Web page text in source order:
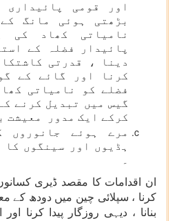
اور قومی
بڑھتی ہوئی مانگ
نامیاتی کھاد کی
پائیدار فضلہ کے
دینا ، قدرتی
کرنا اور گائے کے
فضلے کو نامیاتی
گیس میں تبدیل کرنے
کرکے ایک مدور معیشت
مرے ہوئے جانوروں
ہڈیوں اور سینگوں کا
۔
ان اقدامات کا مقصد ڈیری
کرنا ، سپلائی چین میں دودھ کے
بنانا ، دیہی روزگار پیدا کرنا اور